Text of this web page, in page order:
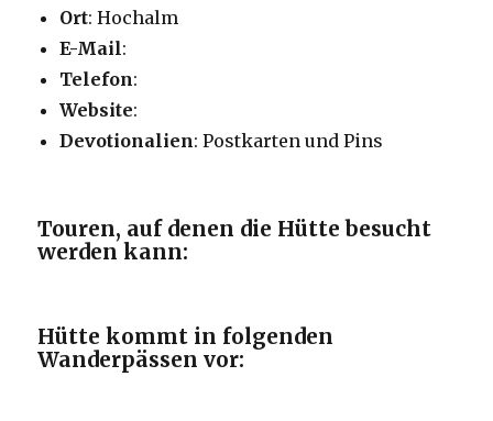
Ort: Hochalm
E-Mail:
Telefon:
Website:
Devotionalien: Postkarten und Pins
Touren, auf denen die Hütte besucht
werden kann:
Hütte kommt in folgenden
Wanderpässen vor: